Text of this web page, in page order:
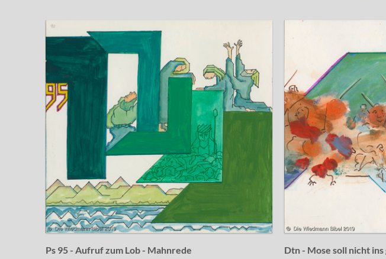
Ps 95 - Aufruf zum Lob - Mahnrede Dtn - Mose soll nicht